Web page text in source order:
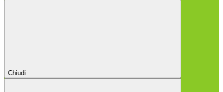
Chiudi